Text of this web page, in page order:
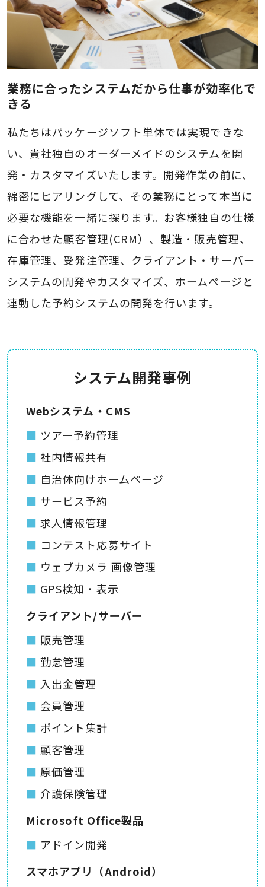
業務に合ったシステムだから仕事が効率化で
きる
私たちはパッケージソフト単体では実現できな
い、貴社独自のオーダーメイドのシステムを開
発・カスタマイズいたします。開発作業の前に、
綿密にヒアリングして、その業務にとって本当に
必要な機能を一緒に探ります。お客様独自の仕様
に合わせた顧客管理(CRM）、製造・販売管理、
在庫管理、受発注管理、クライアント・サーバー
システムの開発やカスタマイズ、ホームページと
連動した予約システムの開発を行います。
システム開発事例
Webシステム・CMS
ツアー予約管理
社内情報共有
自治体向けホームページ
サービス予約
求人情報管理
コンテスト応募サイト
ウェブカメラ 画像管理
GPS検知・表示
クライアント/サーバー
販売管理
勤怠管理
入出金管理
会員管理
ポイント集計
顧客管理
原価管理
介護保険管理
Microsoft Office製品
アドイン開発
スマホアプリ（Android）